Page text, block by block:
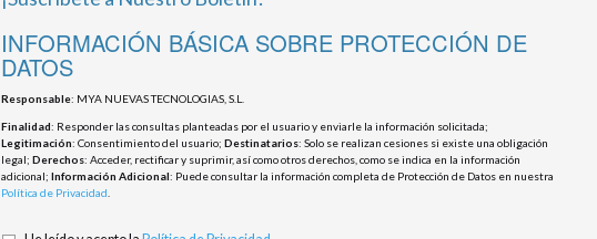
INFORMACIÓN BÁSICA SOBRE PROTECCIÓN DE
DATOS
Responsable: MYA NUEVAS TECNOLOGIAS, S.L.
Finalidad: Responder las consultas planteadas por el usuario y enviarle la información solicitada;
Legitimación: Consentimiento del usuario; Destinatarios: Solo se realizan cesiones si existe una obligación
legal; Derechos: Acceder, rectificar y suprimir, así como otros derechos, como se indica en la información
adicional; Información Adicional: Puede consultar la información completa de Protección de Datos en nuestra
Política de Privacidad